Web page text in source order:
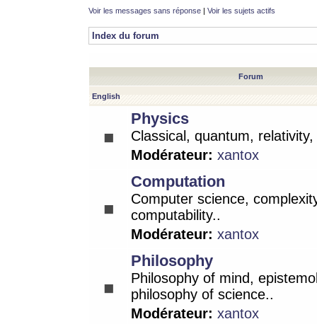
Voir les messages sans réponse | Voir les sujets actifs
Index du forum
Forum
English
Physics
Classical, quantum,
Modérateur: xantox
Computation
Computer science,
computability..
Modérateur: xantox
Philosophy
Philosophy of mind,
philosophy of science..
Modérateur: xantox